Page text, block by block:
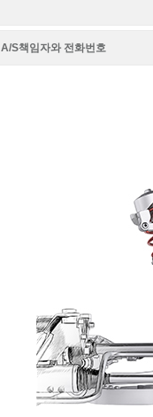
A/S책임자와 전화번호